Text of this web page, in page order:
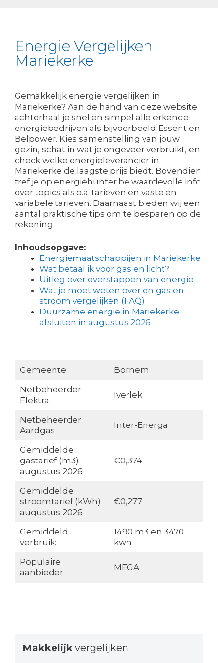
Energie Vergelijken
Mariekerke
Gemakkelijk energie vergelijken in
Mariekerke? Aan de hand van deze website
achterhaal je snel en simpel alle erkende
energiebedrijven als bijvoorbeeld Essent en
Belpower. Kies samenstelling van jouw
gezin, schat in wat je ongeveer verbruikt, en
check welke energieleverancier in
Mariekerke de laagste prijs biedt. Bovendien
tref je op energiehunter.be waardevolle info
over topics als o.a. tarieven en vaste en
variabele tarieven. Daarnaast bieden wij een
aantal praktische tips om te besparen op de
rekening.
Inhoudsopgave:
Energiemaatschappijen in Mariekerke
Wat betaal ik voor gas en licht?
Uitleg over overstappen van energie
Wat je moet weten over en gas en
stroom vergelijken (FAQ)
Duurzame energie in Mariekerke
afsluiten in augustus 2026
Gemeente:
Bornem
Netbeheerder
Elektra:
Iverlek
Netbeheerder
Aardgas
Inter-Energa
Gemiddelde
gastarief (m3)
augustus 2026
€0,374
Gemiddelde
stroomtarief (kWh)
augustus 2026
€0,277
Gemiddeld
verbruik:
1490 m3 en 3470
kwh
Populaire
aanbieder
MEGA
Makkelijk vergelijken